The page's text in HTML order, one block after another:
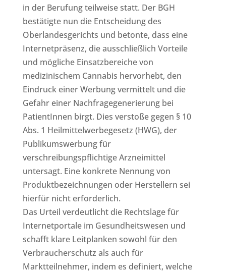
in der Berufung teilweise statt. Der BGH
bestätigte nun die Entscheidung des
Oberlandesgerichts und betonte, dass eine
Internetpräsenz, die ausschließlich Vorteile
und mögliche Einsatzbereiche von
medizinischem Cannabis hervorhebt, den
Eindruck einer Werbung vermittelt und die
Gefahr einer Nachfragegenerierung bei
PatientInnen birgt. Dies verstoße gegen § 10
Abs. 1 Heilmittelwerbegesetz (HWG), der
Publikumswerbung für
verschreibungspflichtige Arzneimittel
untersagt. Eine konkrete Nennung von
Produktbezeichnungen oder Herstellern sei
hierfür nicht erforderlich.
Das Urteil verdeutlicht die Rechtslage für
Internetportale im Gesundheitswesen und
schafft klare Leitplanken sowohl für den
Verbraucherschutz als auch für
Marktteilnehmer, indem es definiert, welche